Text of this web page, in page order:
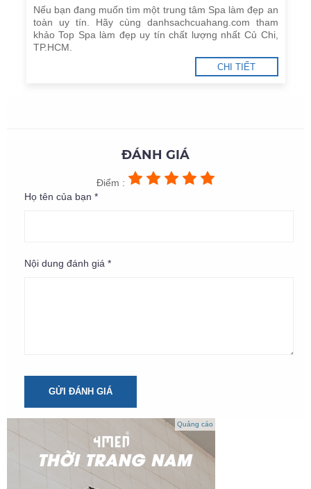
Nếu bạn đang muốn tìm một trung tâm Spa làm đẹp an
toàn uy tín. Hãy cùng danhsachcuahang.com tham
khảo Top Spa làm đẹp uy tín chất lượng nhất Củ Chi,
TP.HCM.
CHI TIẾT
ĐÁNH GIÁ
Điểm :
Họ tên của bạn *
Nội dung đánh giá *
GỬI ĐÁNH GIÁ
Quảng cáo